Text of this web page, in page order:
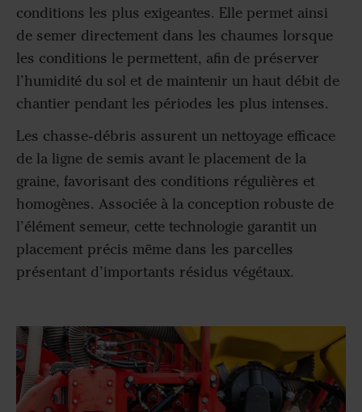
conditions les plus exigeantes. Elle permet ainsi
de semer directement dans les chaumes lorsque
les conditions le permettent, afin de préserver
l’humidité du sol et de maintenir un haut débit de
chantier pendant les périodes les plus intenses.
Les chasse-débris assurent un nettoyage efficace
de la ligne de semis avant le placement de la
graine, favorisant des conditions régulières et
homogènes. Associée à la conception robuste de
l’élément semeur, cette technologie garantit un
placement précis même dans les parcelles
présentant d’importants résidus végétaux.